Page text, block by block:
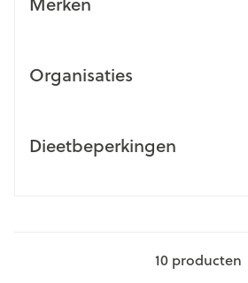
Organisaties
Dieetbeperkingen
10 producten